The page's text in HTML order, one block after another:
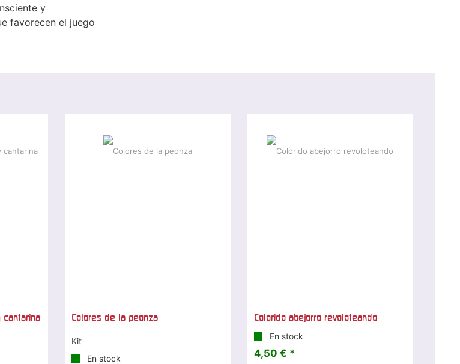
y
favorecen el juego
Colores de la peonza
Kit
En stock
Colorido abejorro revoloteando
En stock
4,50 € *